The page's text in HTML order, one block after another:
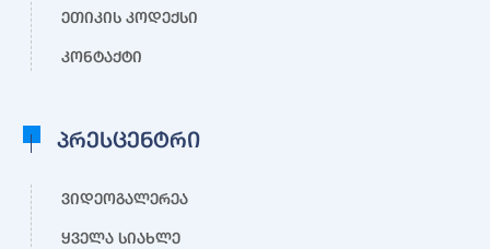
ეთიკის კოდექსი
კონტაქტი
პრესცენტრი
ვიდეოგალერეა
ყველა სიახლე